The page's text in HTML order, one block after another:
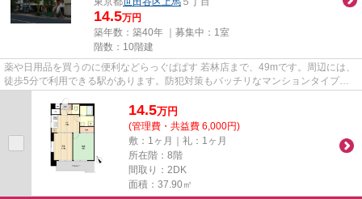
14.5万円
築年数：築40年 ｜募集中： 1室
階数：10階建
薬や日用品を買うのに便利などらっぐぱぱす 若林店まで、49mです。周辺には、
徒歩5分で利用できる駅があります。防犯対策もバッチリなマンションタイプの
物件です。10階建ての物件です...
14.5万円
(管理費・共益費 6,000円)
敷：1ヶ月｜礼：1ヶ月
所在階：8階
間取り：2DK
面積：37.90㎡